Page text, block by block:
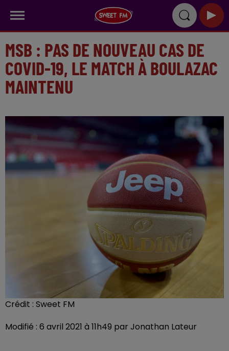
MSB : PAS DE NOUVEAU CAS DE
COVID-19, LE MATCH À BOULAZAC
MAINTENU
Crédit : Sweet FM
Modifié : 6 avril 2021 à 11h49 par Jonathan Lateur